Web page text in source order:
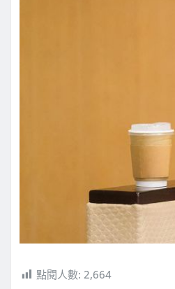
點閱人數: 2,664